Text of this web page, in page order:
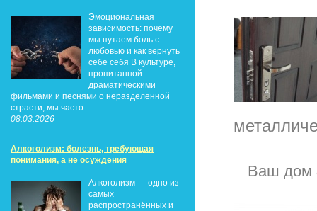
Эмоциональная
зависимость: почему
мы путаем боль с
любовью и как вернуть
себе себя В культуре,
пропитанной
драматическими
фильмами и песнями о неразделенной
страсти, мы часто
08.03.2026
Алкоголизм: болезнь, требующая
понимания, а не осуждения
Алкоголизм — одно из
самых
распространённых и
Ваш дом